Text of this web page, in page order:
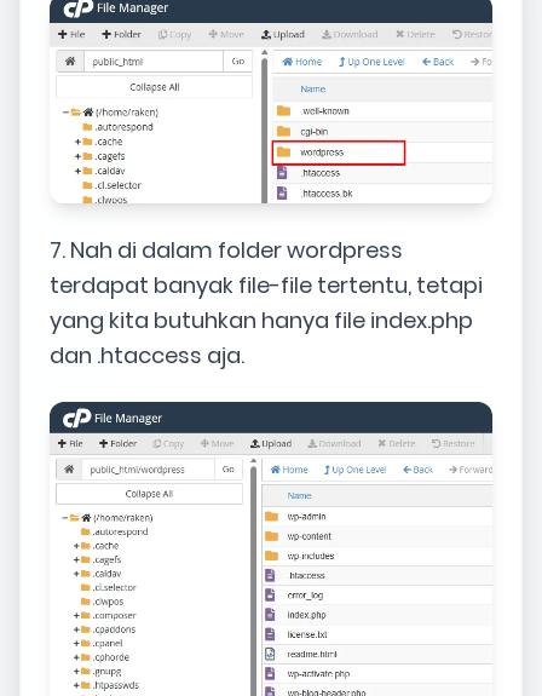
7. Nah di dalam folder wordpress
terdapat banyak file-file tertentu, tetapi
yang kita butuhkan hanya file index.php
dan .htaccess aja.